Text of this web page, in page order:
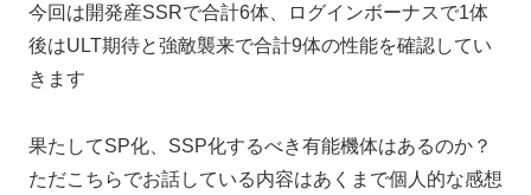
今回は開発産SSRで合計6体、ログインボーナスで1体
後はULT期待と強敵襲来で合計9体の性能を確認してい
きます
果たしてSP化、SSP化するべき有能機体はあるのか？
ただこちらでお話している内容はあくまで個人的な感想